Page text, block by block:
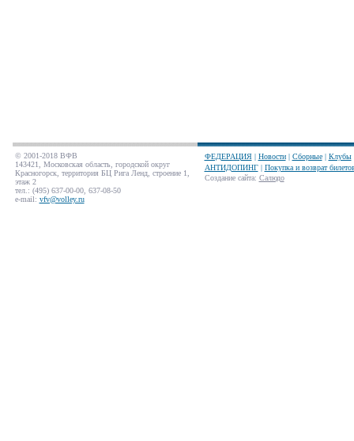
© 2001-2018 ВФВ
143421, Московская область, городской округ
Красногорск, территория БЦ Рига Ленд, строение 1,
этаж 2
тел.: (495) 637-00-00, 637-08-50
e-mail: vfv@volley.ru
ФЕДЕРАЦИЯ| Новости| Сборные| Клубы
АНТИДОПИНГ| Покупка и возврат
Создание сайта: Салюдо